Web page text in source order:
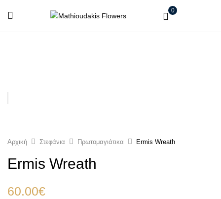
0
Αρχική Στεφάνια Πρωτομαγιάτικα Ermis Wreath
Ermis Wreath
60.00€